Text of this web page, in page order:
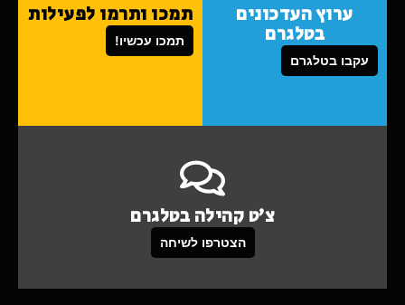
ערוץ העדכונים
בטלגרם
עקבו בטלגרם
תמכו ותרמו לפעילות
תמכו עכשיו!
צ'ט קהילה בטלגרם
הצטרפו לשיחה